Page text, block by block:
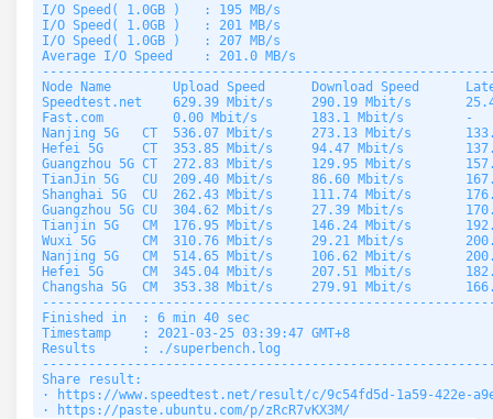
I/O Speed( 1.0GB )   : 195 MB/s
I/O Speed( 1.0GB )   : 201 MB/s
I/O Speed( 1.0GB )   : 207 MB/s
Average I/O Speed    : 201.0 MB/s
Node Name        Upload Speed      Download Speed
Speedtest.net    629.39 Mbit/s     290.19 Mbit/s
Fast.com         0.00 Mbit/s       183.1 Mbit/
Nanjing 5G   CT  536.07 Mbit/s     273.13 Mbit/s
Hefei 5G     CT  353.85 Mbit/s     94.47 Mbit/s
Guangzhou 5G CT  272.83 Mbit/s     129.95 Mbit/s
TianJin 5G   CU  209.40 Mbit/s     86.60 Mbit/s
Shanghai 5G  CU  262.43 Mbit/s     111.74 Mbit/s
Guangzhou 5G CU  304.62 Mbit/s     27.39 Mbit/s
Tianjin 5G   CM  176.95 Mbit/s     146.24 Mbit/s
Wuxi 5G      CM  310.76 Mbit/s     29.21 Mbit/s
Nanjing 5G   CM  514.65 Mbit/s     106.62 Mbit/s
Hefei 5G     CM  345.04 Mbit/s     207.51 Mbit/s
Changsha 5G  CM  353.38 Mbit/s     279.91 Mbit/s
Finished in  : 6 min 40 sec
Timestamp    : 2021-03-25 03:39:47 GMT+8
Results      : ./superbench.log
Share result:
· https://www.speedtest.net/result/c/9c54fd5d-1a59-422e-
· https://paste.ubuntu.com/p/zRcR7vKX3M/